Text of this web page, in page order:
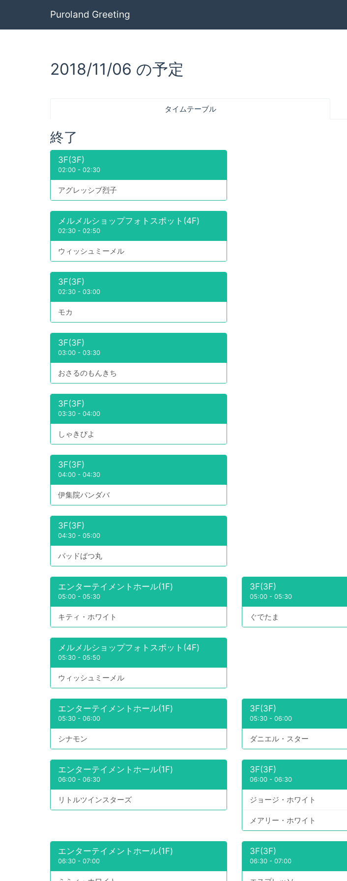
Puroland Greeting
2018/11/06 の予定
タイムテーブル
終了
3F(3F)
02:00 - 02:30
アグレッシブ烈子
メルメルショップフォトスポット(4F)
02:30 - 02:50
ウィッシュミーメル
3F(3F)
02:30 - 03:00
モカ
3F(3F)
03:00 - 03:30
おさるのもんきち
3F(3F)
03:30 - 04:00
しゃきぴよ
3F(3F)
04:00 - 04:30
伊集院パンダバ
3F(3F)
04:30 - 05:00
バッドばつ丸
エンターテイメントホール(1F)
05:00 - 05:30
キティ・ホワイト
3F(3F)
05:00- 05:30
ぐでたま
メルメルショップフォトスポット(4F)
05:30 - 05:50
ウィッシュミーメル
エンターテイメントホール(1F)
05:30 - 06:00
シナモン
3F(3F)
05:30- 06:00
ダニエル・スター
エンターテイメントホール(1F)
06:00 - 06:30
リトルツインスターズ
3F(3F)
06:00- 06:30
ジョージ・ホワイト
メアリー・ホワイト
エンターテイメントホール(1F)
06:30 - 07:00
3F(3F)
06:30- 07:00